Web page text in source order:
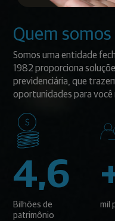
Quem somos
Somos uma entidade
1982 proporciona
previdenciária, que
oportunidades para você
4,6
Bilhões de
patrimônio
mil